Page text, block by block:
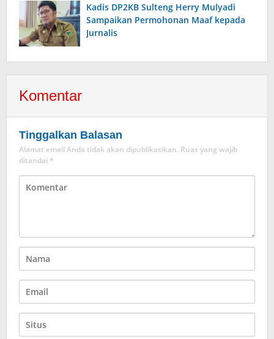
Kadis DP2KB Sulteng Herry Mulyadi
Sampaikan Permohonan Maaf kepada
Jurnalis
Komentar
Tinggalkan Balasan
Alamat email Anda tidak akan dipublikasikan. Ruas yang wajib
ditandai *